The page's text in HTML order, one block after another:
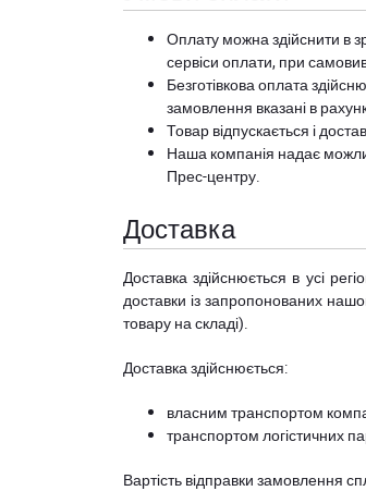
Оплату можна здійснити в
сервіси оплати, при
Безготівкова оплата
замовлення вказані в
Товар відпускається і
Наша компанія надає
Прес-центру.
Доставка
Доставка здійснюється в усі
доставки із запропонованих
товару на складі).
Доставка здійснюється:
власним транспортом
транспортом логістичних
Вартість відправки замовлення